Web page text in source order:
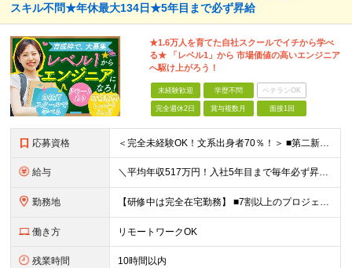
スキル不問★年休最大134日★5年目まで必ず昇給
★1.6万人を育てた自社スクールでイチから学べ
る★ 「レベル1」から 市場価値の高いエンジニア
へ駆け上がろう！
未経験歓迎 学歴不問 ベテランOK
完全週休2日 賞与複数月 面接1回
応募資格 ＜完全未経験OK！文系出身者70％！＞ ■第二新卒歓迎 ■学歴・経歴不問・社会人未経験もOK ■20代を中心に活躍中◎ ★☆先輩たちの前職☆★ 元アパレルスタッフや塾講師、介護士、事務、営業など社員
給与 ＼平均年収517万円！入社5年目まで毎年必ず昇給／ ■賞与年3回 ■年収800万円以上も可 ■入社3年以上の平均年収469.2万円 月給23万2000円以上＋賞与年3回＋各種手当 ☆入社5年目まで最
勤務地 【研修中は完全在宅勤務】 ■7割以上のプロジェクトでリモートワークを導入 ■一都三県のプロジェクト先 ■転居を伴う転勤なし ＜プロジェクト先＞ 東京・神奈川・千葉・埼玉でのプロジェクト先にて勤務いた
働き方 リモートワークOK
残業時間 10時間以内